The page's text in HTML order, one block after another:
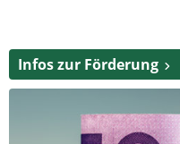
Infos zur Förderung